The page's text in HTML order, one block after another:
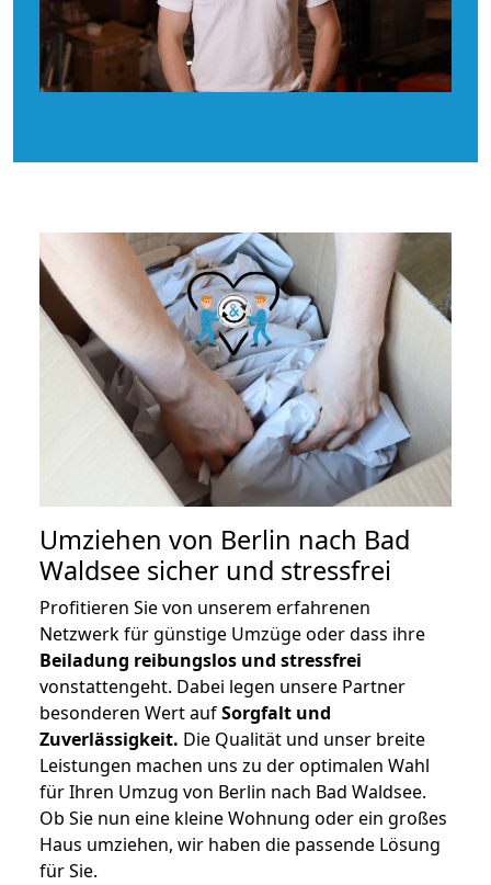
Umziehen von Berlin nach Bad
Waldsee sicher und stressfrei
Profitieren Sie von unserem erfahrenen
Netzwerk für günstige Umzüge oder dass ihre
Beiladung reibungslos und stressfrei
vonstattengeht. Dabei legen unsere Partner
besonderen Wert aufSorgfalt und
Zuverlässigkeit. Die Qualität und unser breite
Leistungen machen uns zu der optimalen Wahl
für Ihren Umzug von Berlin nach Bad Waldsee.
Ob Sie nun eine kleine Wohnung oder ein großes
Haus umziehen, wir haben die passende Lösung
für Sie.